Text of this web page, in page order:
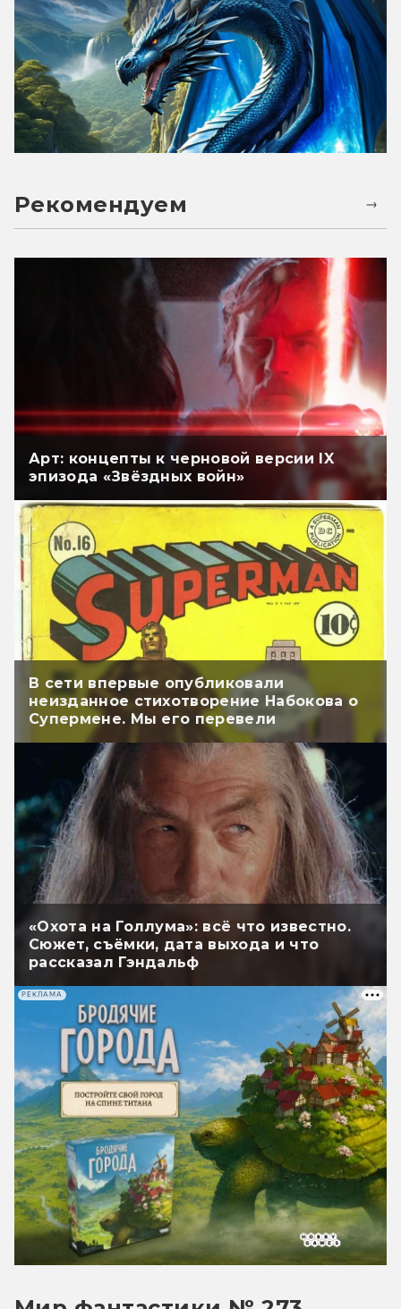
Рекомендуем
Арт: концепты к черновой версии IX
эпизода «Звёздных войн»
В сети впервые опубликовали
неизданное стихотворение Набокова о
Супермене. Мы его перевели
«Охота на Голлума»: всё что известно.
Сюжет, съёмки, дата выхода и что
рассказал Гэндальф
РЕКЛАМА